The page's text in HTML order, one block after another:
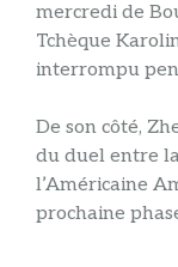
mercredi de
Tchèque
interrompu
De son côté,
du duel entre
l’Américaine
prochaine